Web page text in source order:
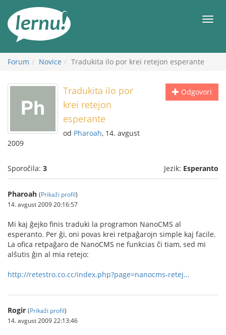
vsebini
Meni
Forum Novice Tradukita ilo por krei retejon esperante
Odgovori
Tradukita ilo por
krei retejon
esperante
od Pharoah, 14. avgust
2009
Sporočila: 3 Jezik: Esperanto
Pharoah (Prikaži profil)
14. avgust 2009 20:16:57
Mi kaj ĝejko finis traduki la programon NanoCMS al
esperanto. Per ĝi, oni povas krei retpaĝarojn simple kaj facile.
La ofica retpaĝaro de NanoCMS ne funkcias ĉi tiam, sed mi
alŝutis ĝin al mia retejo:
http://retestro.co.cc/index.php?page=nanocms-retej...
Rogir (Prikaži profil)
14. avgust 2009 22:13:46